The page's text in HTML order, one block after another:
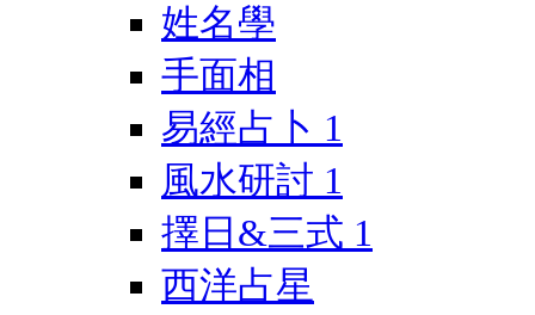
姓名學
手面相
易經占卜 1
風水研討 1
擇日&三式 1
西洋占星